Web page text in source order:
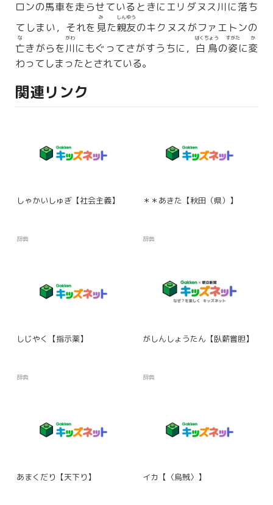
ロンの馬車を走らせているときにエリダヌス川に落ち
てしまい，それを 見
み
た親友
しんゆう
のキクヌスがファエトンの
亡
な
きがらを川
がわ
にもぐってさがすうちに， 白鳥
はくちょう
の姿
すがた
に変
か
わってしまったとされている。
関連リンク
しゃかいしゅぎ【社会主義】
辞典
＊＊あきた【秋田（県）】
辞典
しじやく【指示薬】
辞典
がしんしょうたん【臥薪嘗胆】
辞典
あまくだり【天下り】 イカ【〈烏賊〉】